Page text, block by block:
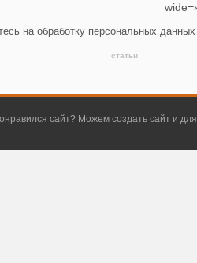
на обработку персональных данных
статьи
сайт? Можем создать сайт и для